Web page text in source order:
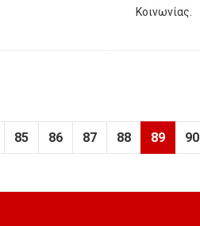
Κοινωνίας.
85 86 87 88 89 90